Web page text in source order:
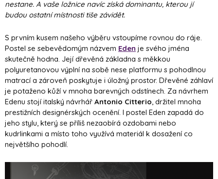
nestane. A vaše ložnice navíc získá dominantu, kterou jí
budou ostatní místnosti tiše závidět.
S prvním kusem našeho výběru vstoupíme rovnou do ráje.
Postel se sebevědomým názvem Eden je svého jména
skutečně hodna. Její dřevěná základna s měkkou
polyuretanovou výplní na sobě nese platformu s pohodlnou
matrací a zároveň poskytuje i úložný prostor. Dřevěné záhlaví
je potaženo kůží v mnoha barevných odstínech. Za návrhem
Edenu stojí italský návrhář Antonio Citterio , držitel mnoha
prestižních designérských ocenění. I postel Eden zapadá do
jeho stylu, který se příliš nezaobírá ozdobami nebo
kudrlinkami a místo toho využívá materiál k dosažení co
největšího pohodlí.